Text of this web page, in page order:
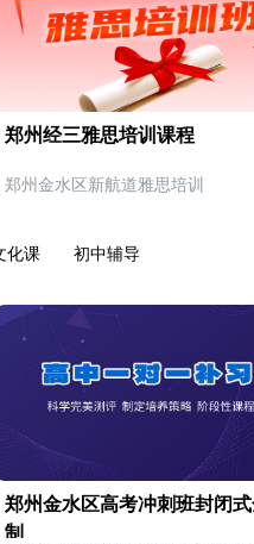
郑州经三雅思培训课程
郑州金水区新航道雅思培训
化课 初中辅导
郑州金水区高考冲刺班封闭式
制